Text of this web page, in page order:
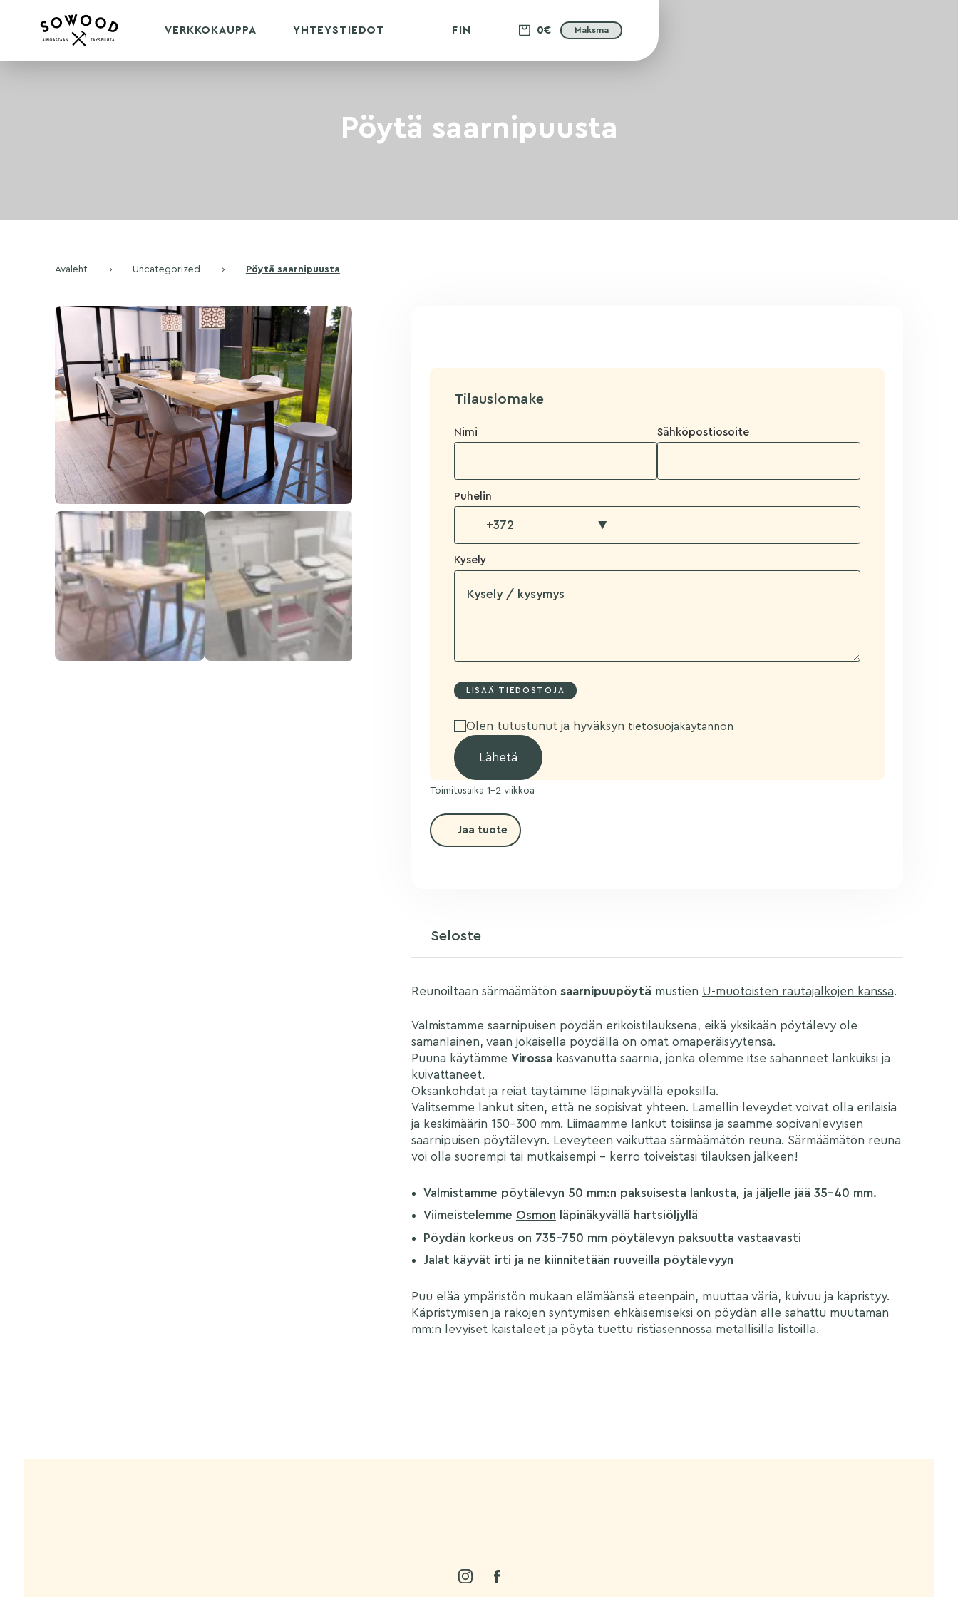
VERKKOKAUPPA YHTEYSTIEDOT FIN 0€ Maksma
Pöytä saarnipuusta
Avaleht › Uncategorized › Pöytä saarnipuusta
Tilauslomake
Nimi Sähköpostiosoite
Puhelin
▼
Kysely
Olen tutustunut ja hyväksyn tietosuojakäytännön
Toimitusaika 1-2 viikkoa
Jaa tuote
Seloste
Reunoiltaan särmäämätön saarnipuupöytä mustien U-muotoisten rautajalkojen kanssa.
Valmistamme saarnipuisen pöydän erikoistilauksena, eikä yksikään pöytälevy ole
samanlainen, vaan jokaisella pöydällä on omat omaperäisyytensä.
Puuna käytämme Virossakasvanutta saarnia, jonka olemme itse sahanneet lankuiksi ja
kuivattaneet.
Oksankohdat ja reiät täytämme läpinäkyvällä epoksilla.
Valitsemme lankut siten, että ne sopisivat yhteen. Lamellin leveydet voivat olla erilaisia
ja keskimäärin 150–300 mm. Liimaamme lankut toisiinsa ja saamme sopivanlevyisen
saarnipuisen pöytälevyn. Leveyteen vaikuttaa särmäämätön reuna. Särmäämätön reuna
voi olla suorempi tai mutkaisempi – kerro toiveistasi tilauksen jälkeen!
Valmistamme pöytälevyn 50 mm:n paksuisesta lankusta, ja jäljelle jää 35–40 mm.
Viimeistelemme Osmon läpinäkyvällä hartsiöljyllä
Pöydän korkeus on 735–750 mm pöytälevyn paksuutta vastaavasti
Jalat käyvät irti ja ne kiinnitetään ruuveilla pöytälevyyn
Puu elää ympäristön mukaan elämäänsä eteenpäin, muuttaa väriä, kuivuu ja käpristyy.
Käpristymisen ja rakojen syntymisen ehkäisemiseksi on pöydän alle sahattu muutaman
mm:n levyiset kaistaleet ja pöytä tuettu ristiasennossa metallisilla listoilla.